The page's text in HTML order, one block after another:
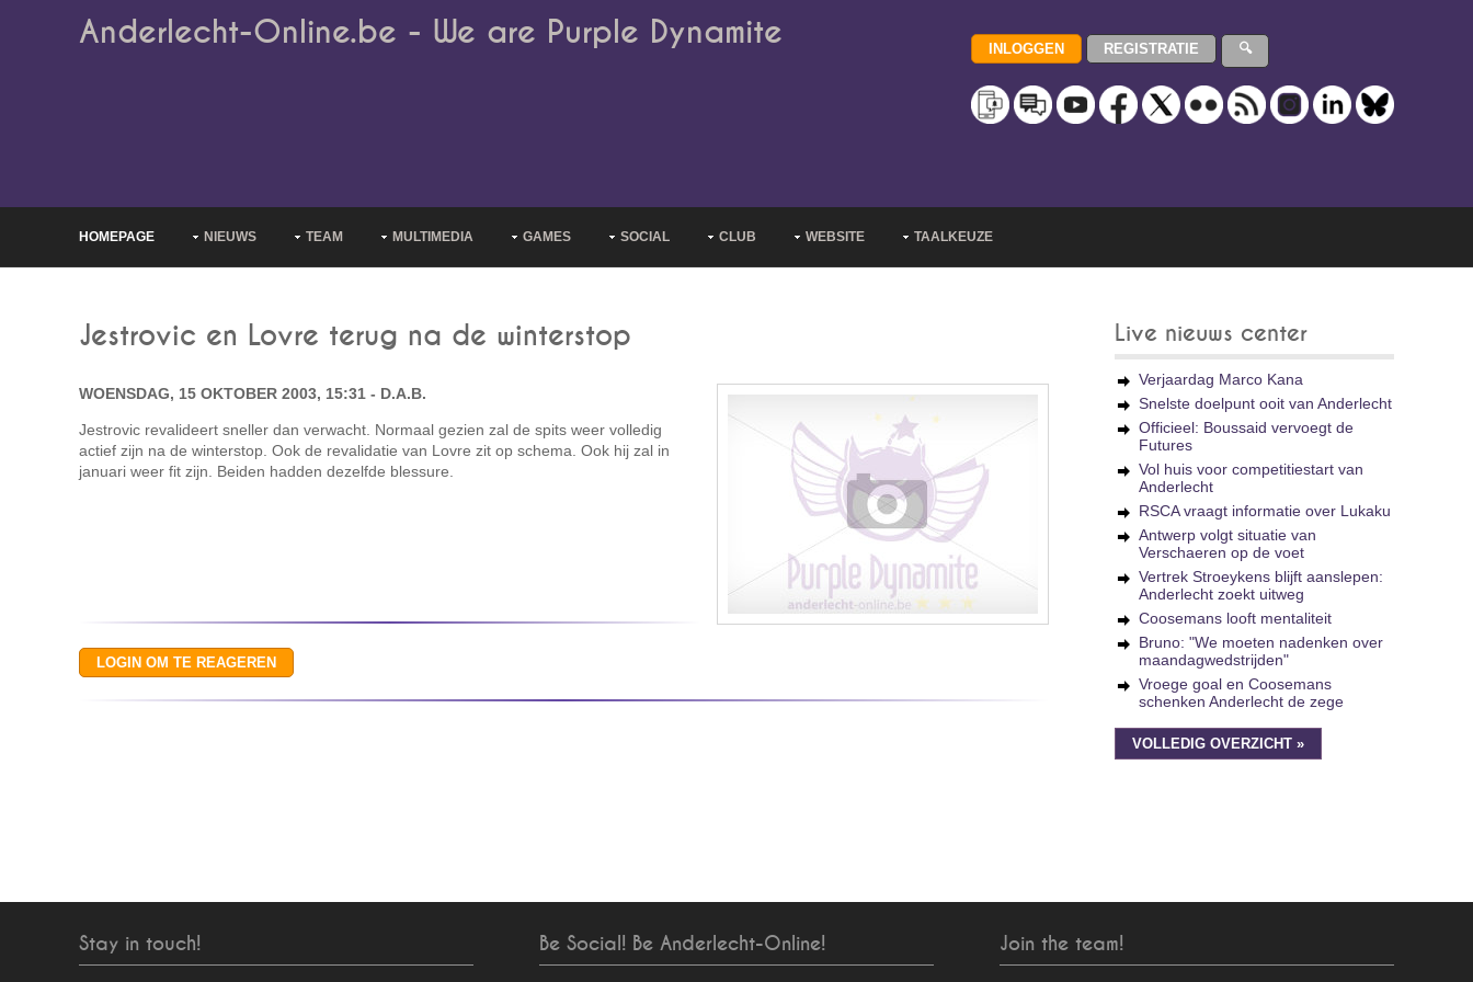
Anderlecht-Online.be - We are Purple Dynamite
HOMEPAGE NIEUWS TEAM MULTIMEDIA GAMES SOCIAL CLUB WEBSITE TAALKEUZE
Jestrovic en Lovre terug na de winterstop
WOENSDAG, 15 OKTOBER 2003, 15:31 - D.A.B.
Jestrovic revalideert sneller dan verwacht. Normaal gezien zal de spits weer volledig
actief zijn na de winterstop. Ook de revalidatie van Lovre zit op schema. Ook hij zal in
januari weer fit zijn. Beiden hadden dezelfde blessure.
Live nieuws center
Verjaardag Marco Kana
Snelste doelpunt ooit van Anderlecht
Officieel: Boussaid vervoegt de
Futures
Vol huis voor competitiestart van
Anderlecht
RSCA vraagt informatie over Lukaku
Antwerp volgt situatie van
Verschaeren op de voet
Vertrek Stroeykens blijft aanslepen:
Anderlecht zoekt uitweg
Coosemans looft mentaliteit
Bruno: "We moeten nadenken over
maandagwedstrijden"
Vroege goal en Coosemans
schenken Anderlecht de zege
VOLLEDIG OVERZICHT »
Stay in touch! Be Social! Be Anderlecht-Online! Join the team!